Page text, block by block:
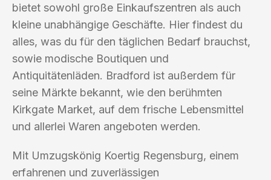
bietet sowohl große Einkaufszentren als auch
kleine unabhängige Geschäfte. Hier findest du
alles, was du für den täglichen Bedarf brauchst,
sowie modische Boutiquen und
Antiquitätenläden. Bradford ist außerdem für
seine Märkte bekannt, wie den berühmten
Kirkgate Market, auf dem frische Lebensmittel
und allerlei Waren angeboten werden.
Mit Umzugskönig Koertig Regensburg, einem
erfahrenen und zuverlässigen